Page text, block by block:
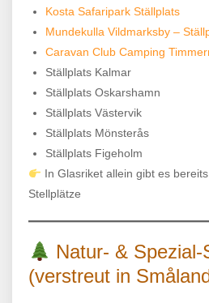
Kosta Safaripark Ställplats
Mundekulla Vildmarksby –
Caravan Club Camping
Ställplats Kalmar
Ställplats Oskarshamn
Ställplats Västervik
Ställplats Mönsterås
Ställplats Figeholm
In Glasriket allein gibt es
Stellplätze
Natur- & Spezial-
(verstreut in